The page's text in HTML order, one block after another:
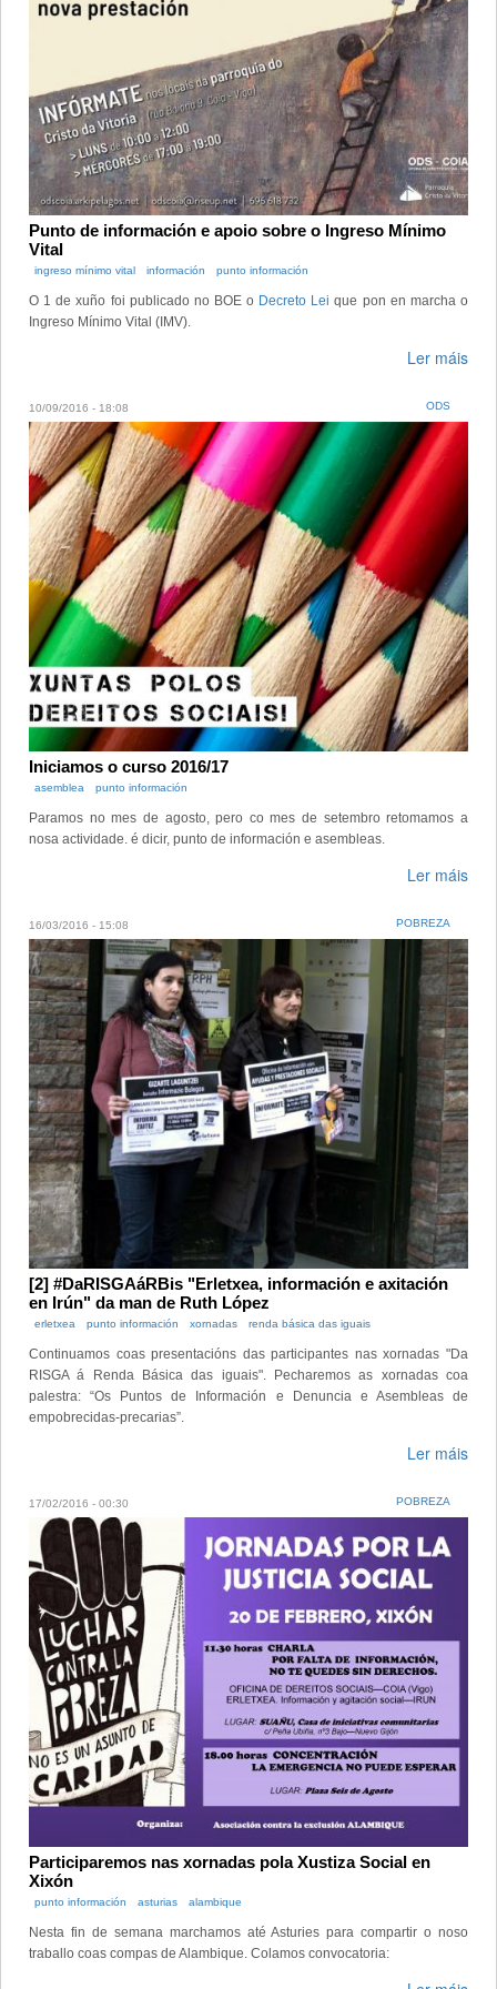
Punto de información e apoio sobre o Ingreso Mínimo
Vital
ingreso mínimo vital información punto información
O 1 de xuño foi publicado no BOE o Decreto Lei que pon en marcha o
Ingreso Mínimo Vital (IMV).
Ler máis
10/09/2016 - 18:08 ODS
Iniciamos o curso 2016/17
asemblea punto información
Paramos no mes de agosto, pero co mes de setembro retomamos a
nosa actividade. é dicir, punto de información e asembleas.
Ler máis
16/03/2016 - 15:08 POBREZA
[2] #DaRISGAáRBis "Erletxea, información e axitación
en Irún" da man de Ruth López
erletxea punto información xornadas renda básica das iguais
Continuamos coas presentacións das participantes nas xornadas "Da
RISGA á Renda Básica das iguais". Pecharemos as xornadas coa
palestra: “Os Puntos de Información e Denuncia e Asembleas de
empobrecidas-precarias”.
Ler máis
17/02/2016 - 00:30 POBREZA
Participaremos nas xornadas pola Xustiza Social en
Xixón
punto información asturias alambique
Nesta fin de semana marchamos até Asturies para compartir o noso
traballo coas compas de Alambique. Colamos convocatoria: